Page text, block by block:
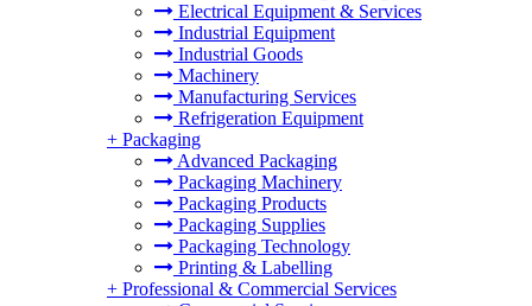
Electrical Equipment & Services
Industrial Equipment
Industrial Goods
Machinery
Manufacturing Services
Refrigeration Equipment
+ Packaging
Advanced Packaging
Packaging Machinery
Packaging Products
Packaging Supplies
Packaging Technology
Printing & Labelling
+ Professional & Commercial Services